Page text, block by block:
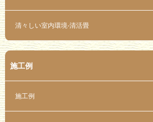
清々しい室内環境-清活畳
施工例
施工例